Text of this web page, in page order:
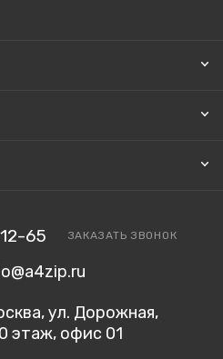
65 ЗАКАЗАТЬ ЗВОНОК
ул. Дорожная,
этаж, офис 01